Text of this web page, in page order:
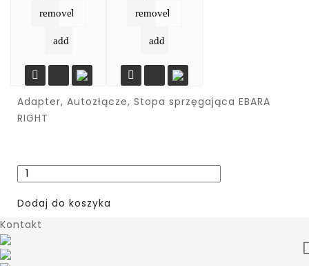
remove
add

remove
add

Adapter, Autozłącze, Stopa sprzęgająca EBARA
RIGHT
Dodaj do koszyka
Kontakt